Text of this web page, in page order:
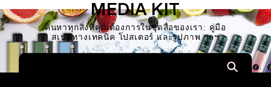
ทั้งหมด
บุหรี่ไฟฟ้าแบบใช้แล้วทิ้ง
ร้านค้าออนไลน์
ร้านค้าออนไลน์
เทคโนโลยีสูง
MEDIA KIT
ค้นหาทุกสิ่งที่คุณต้องการในชุดสื่อของเรา: คู่มือ
สเปคทางเทคนิค โปสเตอร์ และรูปภาพ ฯลฯ